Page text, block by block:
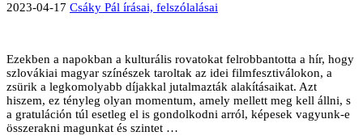
2023-04-17 Csáky Pál írásai, felszólalásai
Ezekben a napokban a kulturális rovatokat felrobbantotta a hír, hogy
szlovákiai magyar színészek taroltak az idei filmfesztiválokon, a
zsürik a legkomolyabb díjakkal jutalmazták alakításaikat. Azt
hiszem, ez tényleg olyan momentum, amely mellett meg kell állni, s
a gratuláción túl esetleg el is gondolkodni arról, képesek vagyunk-e
összerakni magunkat és szintet …